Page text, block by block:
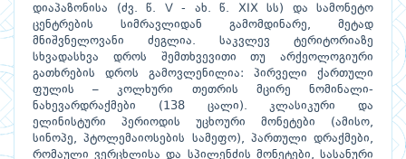
დიაპაზონისა (ძვ. წ. V - ახ. წ. XIX სს) და სამონეტო
ცენტრების სიმრავლიდან გამომდინარე, მეტად
მნიშვნელოვანი ძეგლია. საკვლევ ტერიტორიაზე
სხვადასხვა დროს შემთხვევითი თუ არქეოლოგიური
გათხრების დროს გამოვლენილია: პირველი ქართული
ფულის – კოლხური თეთრის მცირე ნომინალი-
ნახევარდრაქმები (138 ცალი). კლასიკური და
ელინისტური პერიოდის უცხოური მონეტები (ამისო,
სინოპე, პტოლემაიოსების სამეფო), პართული დრაქმები,
რომაული ვერცხლისა და სპილენძის მონეტები, სასანური